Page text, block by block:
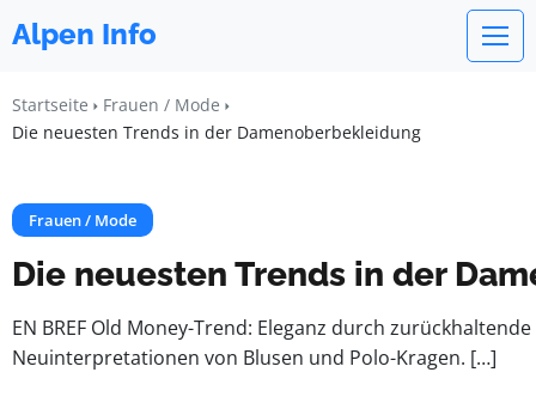
Alpen Info
Startseite
Frauen / Mode
Die neuesten Trends in der Damenoberbekleidung
Frauen / Mode
Die neuesten Trends in der
EN BREF Old Money-Trend: Eleganz durch
Neuinterpretationen von Blusen und Polo-Kragen. […]